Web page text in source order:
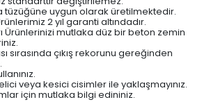
tüzüğüne uygun olarak üretilmektedir.
2 yıl garanti altındadır.
Ürünlerinizi mutlaka düz bir beton zemin
sırasında çıkış rekorunu gereğinden
veya kesici cisimler ile yaklaşmayınız.
için mutlaka bilgi edininiz.